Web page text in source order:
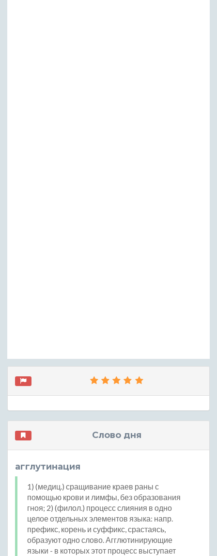
Слово дня
агглутинация
1) (медиц.) сращивание краев раны с
помощью крови и лимфы, без образования
гноя; 2) (филол.) процесс слияния в одно
целое отдельных элементов языка: напр.
префикс, корень и суффикс, срастаясь,
образуют одно слово. Агглютинирующие
языки - в которых этот процесс выступает